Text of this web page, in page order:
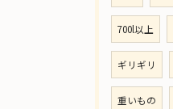
700l以上
ギリギリ
重いもの